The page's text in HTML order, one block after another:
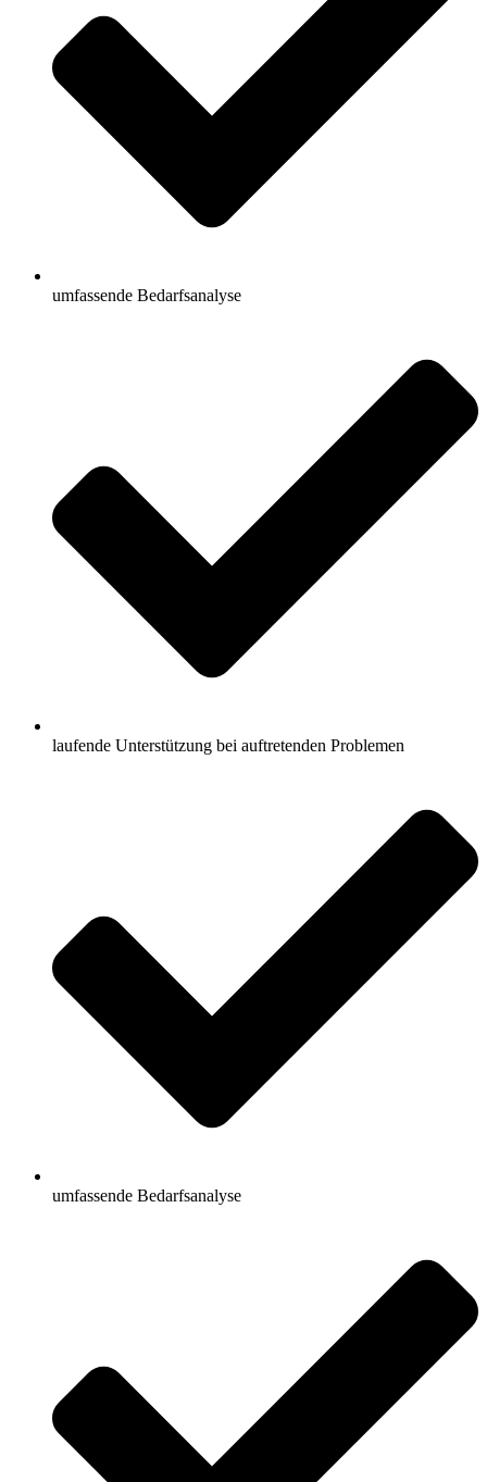
umfassende Bedarfsanalyse
laufende Unterstützung bei auftretenden Problemen
umfassende Bedarfsanalyse